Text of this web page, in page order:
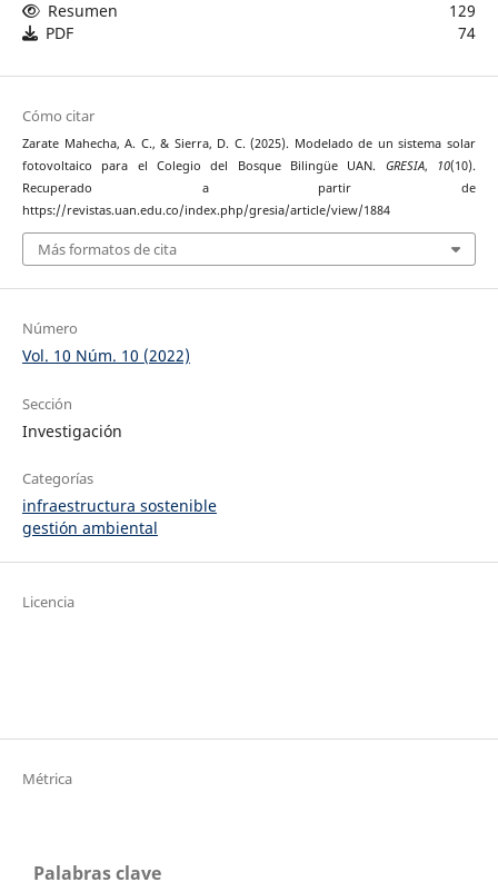
Resumen
129
PDF
74
Cómo citar
Zarate Mahecha, A. C., & Sierra, D. C. (2025). Modelado de un sistema solar
fotovoltaico para el Colegio del Bosque Bilingüe UAN. GRESIA, 10(10).
Recuperado a partir de
https://revistas.uan.edu.co/index.php/gresia/article/view/1884
Más formatos de cita
Número
Vol. 10 Núm. 10 (2022)
Sección
Investigación
Categorías
infraestructura sostenible
gestión ambiental
Licencia
Métrica
Palabras clave